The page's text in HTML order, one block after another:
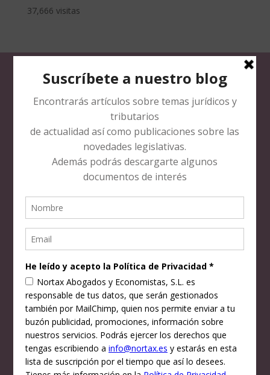
37,666 visitas
CONTACTO
Teléfono:944361375
Mail:info@nortax.es
DIRECCIÓN
C.P. 48009 – Bilbao – Vizcaya.
Horario:Lunes a Jueves: 9.00-14.30 y 15.00-18.00 /
Viernes: 8.30-14.30
DESCARGAS
Modelo reclamacion IRPF maternidad
Calendario laboral Bizkaia 2018
Modelo contrato de trabajo servicio doméstico
TRADUCTOR